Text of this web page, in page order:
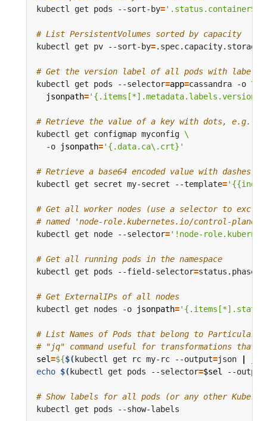
kubectl get pods --sort-by=
# List PersistentVolumes sorted by capacity
kubectl get pv --sort-by=
# Get the version label of all pods with label
kubectl get pods --selector=app=cassandra -o
jsonpath='{.items[*].metadata.labels.version}'
# Retrieve the value of a key with dots, e.g.
kubectl get configmap myconfig
  -o
jsonpath='{.data.ca\.crt}'
# Retrieve a base64 encoded value with dashes
kubectl get secret my-secret --template='{{index
# Get all worker nodes (use a selector to
# named 'node-role.kubernetes.io/control-plane')
kubectl get node --selector='!node-
# Get all running pods in the namespace
kubectl get pods --field-selector=status.phase
# Get ExternalIPs of all nodes
kubectl get nodes -o
jsonpath=
# List Names of Pods that belong to Particular
# "jq" command useful for transformations
sel=${$( kubectl get rc my-rc --output=json
echo $( kubectl get pods --selector=$sel --output
# Show labels for all pods (or any other